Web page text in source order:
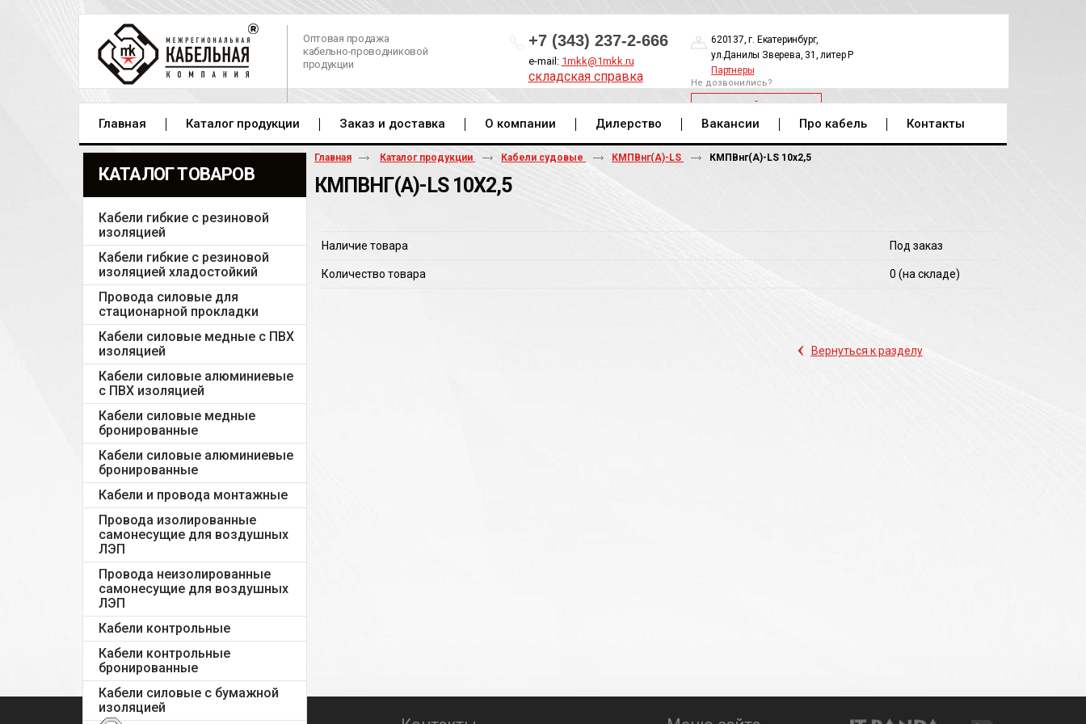
Оптовая продажа
кабельно-проводниковой
продукции
+7 (343) 237-2-666
e-mail: 1mkk@1mkk.ru
складская справка
620137, г. Екатеринбург,
ул.Данилы Зверева, 31, литер Р
Партнеры
Не дозвонились?
ОБРАТНЫЙ ЗВОНОК
Главная Каталог продукции Заказ и доставка О компании Дилерство Вакансии Про кабель Контакты
КАТАЛОГ ТОВАРОВ
Кабели гибкие с резиновой
изоляцией
Кабели гибкие с резиновой
изоляцией хладостойкий
Провода силовые для
стационарной прокладки
Кабели силовые медные с ПВХ
изоляцией
Кабели силовые алюминиевые
с ПВХ изоляцией
Кабели силовые медные
бронированные
Кабели силовые алюминиевые
бронированные
Кабели и провода монтажные
Провода изолированные
самонесущие для воздушных
ЛЭП
Провода неизолированные
самонесущие для воздушных
ЛЭП
Кабели контрольные
Кабели контрольные
бронированные
Кабели силовые с бумажной
изоляцией
Главная Каталог продукции Кабели судовые КМПВнг(А)-LS КМПВнг(A)-LS 10х2,5
КМПВНГ(A)-LS 10Х2,5
Наличие товара Под заказ
Количество товара 0 (на складе)
‹ Вернуться к разделу